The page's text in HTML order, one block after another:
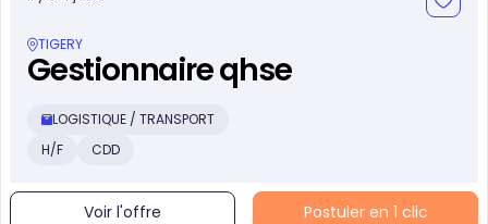
TIGERY
Gestionnaire qhse
LOGISTIQUE / TRANSPORT
H/F
CDD
Voir l'offre Postuler en 1 clic